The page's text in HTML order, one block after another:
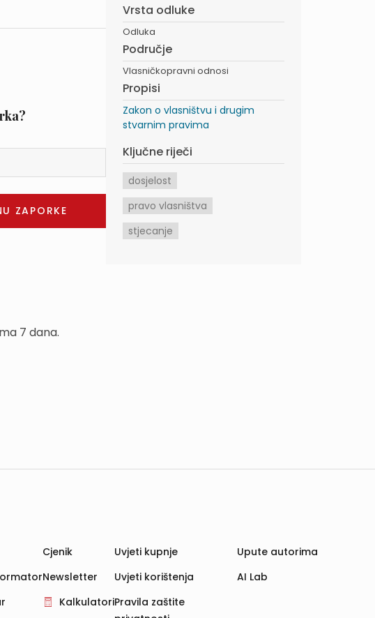
7 dana.
Vrsta odluke
Odluka
Područje
Vlasničkopravni odnosi
Propisi
Zakon o vlasništvu i drugim
stvarnim pravima
Ključne riječi
dosjelost
pravo vlasništva
stjecanje
Cjenik
Newsletter
Kalkulatori
Uvjeti kupnje
Uvjeti korištenja
Pravila zaštite
Upute autorima
AI Lab